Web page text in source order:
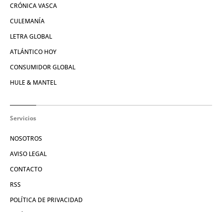
CRÓNICA VASCA
CULEMANÍA
LETRA GLOBAL
ATLÁNTICO HOY
CONSUMIDOR GLOBAL
HULE & MANTEL
Servicios
NOSOTROS
AVISO LEGAL
CONTACTO
RSS
POLÍTICA DE PRIVACIDAD